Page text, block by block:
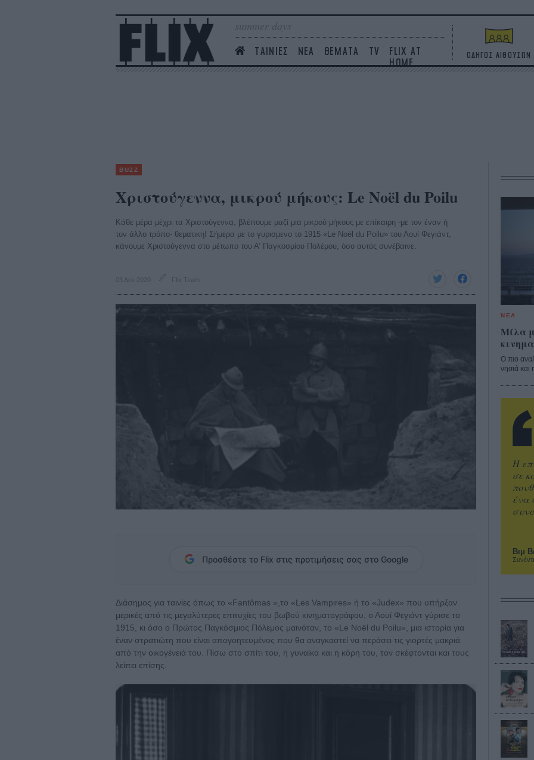
summer days
ΤΑΙΝΙΕΣ ΝΕΑ ΘΕΜΑΤΑ TV
FLIX AT
HOME
ΟΔΗΓΟΣ ΑΙΘΟΥΣΩΝ
BUZZ
Χριστούγεννα, μικρού μήκους: Le Noël du Poilu
Κάθε μέρα μέχρι τα Χριστούγεννα, βλέπουμε μαζί μια μικρού μήκους με επίκαιρη -με τον έναν ή
τον άλλο τρόπο- θεματικη! Σήμερα με το γυρισμενο το 1915 «Le Noël du Poilu» του Λουί Φεγιάντ,
κάνουμε Χριστούγεννα στο μέτωπο του Α’ Παγκοσμίου Πολέμου, όσο αυτός συνέβαινε.
03 Δεκ 2020 Flix Team
Προσθέστε το Flix στις προτιμήσεις σας στο Google
Διάσημος για ταινίες όπως το «Fantômas »,το «Les Vampires» ή το «Judex» που υπήρξαν
μερικές από τις μεγαλύτερες επιτυχίες του βωβού κινηματογράφου, ο Λουί Φεγιάντ γύρισε το
1915, κι όσο ο Πρώτος Παγκόσμιος Πόλεμος μαινόταν, το «Le Noël du Poilu», μια ιστορία για
έναν στρατιώτη που είναι απογοητευμένος που θα αναγκαστεί να περάσει τις γιορτές μακριά
από την οικογένειά του. Πίσω στο σπίτι του, η γυναίκα και η κόρη του, τον σκέφτονται και τους
λείπει επίσης.
ΝΕΑ
Μίλα
Ο πιο
νησιά και
Βιμ
Η
σε
ένα